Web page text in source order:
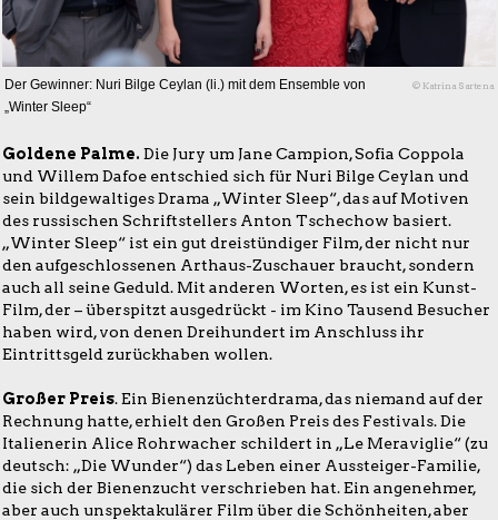
Der Gewinner: Nuri Bilge Ceylan (li.) mit dem Ensemble von
„Winter Sleep“
© Katrina Sartena
Goldene Palme. Die Jury um Jane Campion, Sofia Coppola
und Willem Dafoe entschied sich für Nuri Bilge Ceylan und
sein bildgewaltiges Drama „Winter Sleep“, das auf Motiven
des russischen Schriftstellers Anton Tschechow basiert.
„Winter Sleep“ ist ein gut dreistündiger Film, der nicht nur
den aufgeschlossenen Arthaus-Zuschauer braucht, sondern
auch all seine Geduld. Mit anderen Worten, es ist ein Kunst-
Film, der – überspitzt ausgedrückt - im Kino Tausend Besucher
haben wird, von denen Dreihundert im Anschluss ihr
Eintrittsgeld zurückhaben wollen.
Großer Preis. Ein Bienenzüchterdrama, das niemand auf der
Rechnung hatte, erhielt den Großen Preis des Festivals. Die
Italienerin Alice Rohrwacher schildert in „Le Meraviglie“ (zu
deutsch: „Die Wunder“) das Leben einer Aussteiger-Familie,
die sich der Bienenzucht verschrieben hat. Ein angenehmer,
aber auch unspektakulärer Film über die Schönheiten, aber